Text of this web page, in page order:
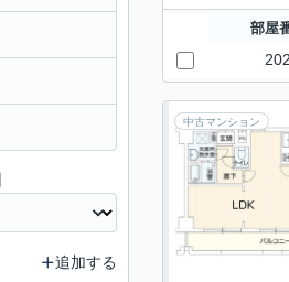
部屋
202
中古マンション
追加する